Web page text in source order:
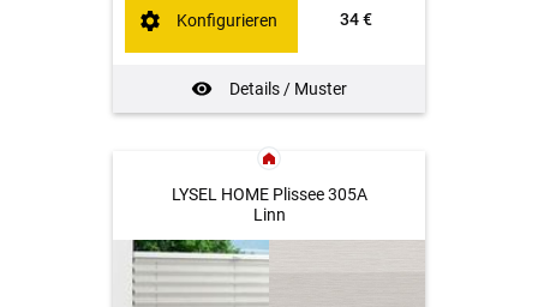
34 €
Details / Muster
Konfigurieren
LYSEL HOME Plissee 305A
Linn